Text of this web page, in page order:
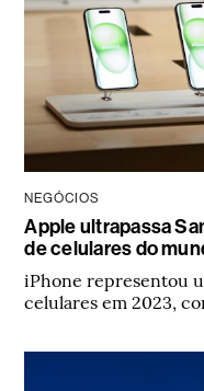
NEGÓCIOS
Apple ultrapassa
de celulares do
iPhone representou
celulares em 2023,